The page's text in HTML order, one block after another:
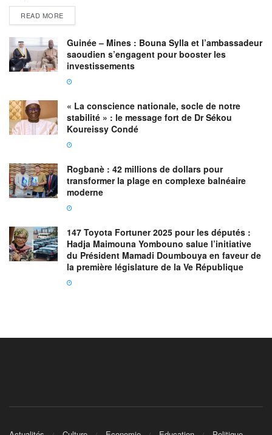
READ MORE
Guinée – Mines : Bouna Sylla et l’ambassadeur
saoudien s’engagent pour booster les
investissements
« La conscience nationale, socle de notre
stabilité » : le message fort de Dr Sékou
Koureissy Condé
Rogbanè : 42 millions de dollars pour
transformer la plage en complexe balnéaire
moderne
147 Toyota Fortuner 2025 pour les députés :
Hadja Maimouna Yombouno salue l’initiative
du Président Mamadi Doumbouya en faveur de
la première législature de la Ve République